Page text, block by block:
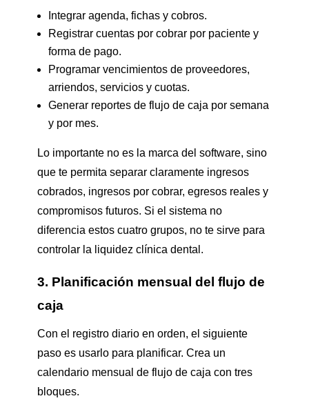
Integrar agenda, fichas y cobros.
Registrar cuentas por cobrar por paciente y
forma de pago.
Programar vencimientos de proveedores,
arriendos, servicios y cuotas.
Generar reportes de flujo de caja por semana
y por mes.
Lo importante no es la marca del software, sino
que te permita separar claramente ingresos
cobrados, ingresos por cobrar, egresos reales y
compromisos futuros. Si el sistema no
diferencia estos cuatro grupos, no te sirve para
controlar la liquidez clínica dental.
3. Planificación mensual del flujo de
caja
Con el registro diario en orden, el siguiente
paso es usarlo para planificar. Crea un
calendario mensual de flujo de caja con tres
bloques.